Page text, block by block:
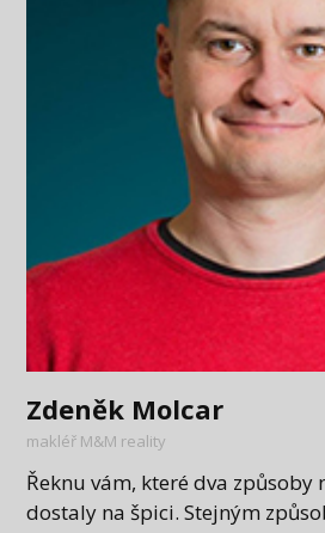
Zdeněk Molcar
makléř M&M reality
Řeknu vám, které dva způsoby
dostaly na špici. Stejným